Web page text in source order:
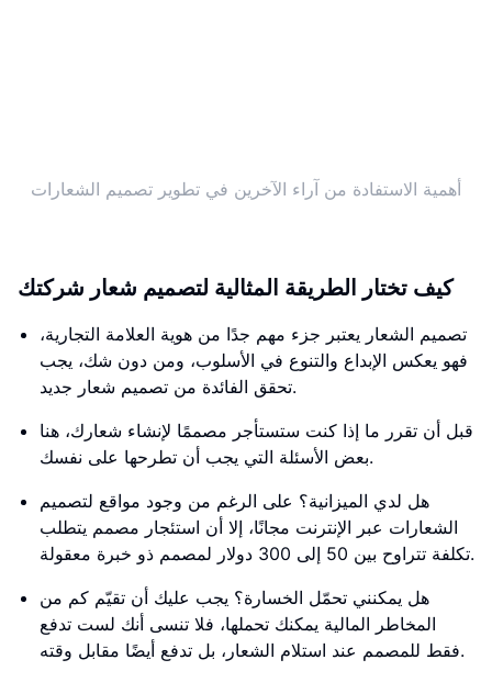
أهمية الاستفادة من آراء الآخرين في تطوير تصميم الشعارات
كيف تختار الطريقة المثالية لتصميم شعار شركتك
تصميم الشعار يعتبر جزء مهم جدًا من هوية العلامة التجارية،
فهو يعكس الإبداع والتنوع في الأسلوب، ومن دون شك، يجب
تحقق الفائدة من تصميم شعار جديد.
قبل أن تقرر ما إذا كنت ستستأجر مصممًا لإنشاء شعارك، هنا
بعض الأسئلة التي يجب أن تطرحها على نفسك.
هل لدي الميزانية؟ على الرغم من وجود مواقع لتصميم
الشعارات عبر الإنترنت مجانًا، إلا أن استئجار مصمم يتطلب
تكلفة تتراوح بين 50 إلى 300 دولار لمصمم ذو خبرة معقولة.
هل يمكنني تحمّل الخسارة؟ يجب عليك أن تقيّم كم من
المخاطر المالية يمكنك تحملها، فلا تنسى أنك لست تدفع
فقط للمصمم عند استلام الشعار، بل تدفع أيضًا مقابل وقته.